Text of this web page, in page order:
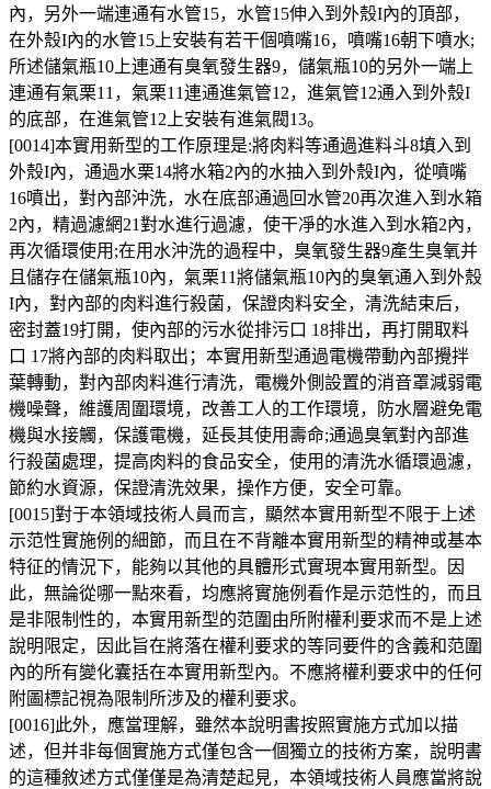
內，另外一端連通有水管15，水管15伸入到外殼I內的頂部，
在外殼I內的水管15上安裝有若干個噴嘴16，噴嘴16朝下噴水;
所述儲氣瓶10上連通有臭氧發生器9，儲氣瓶10的另外一端上
連通有氣栗11，氣栗11連通進氣管12，進氣管12通入到外殼I
的底部，在進氣管12上安裝有進氣閥13。
[0014]本實用新型的工作原理是:將肉料等通過進料斗8填入到
外殼I內，通過水栗14將水箱2內的水抽入到外殼I內，從噴嘴
16噴出，對內部沖洗，水在底部通過回水管20再次進入到水箱
2內，精過濾網21對水進行過濾，使干凈的水進入到水箱2內，
再次循環使用;在用水沖洗的過程中，臭氧發生器9產生臭氧并
且儲存在儲氣瓶10內，氣栗11將儲氣瓶10內的臭氧通入到外殼
I內，對內部的肉料進行殺菌，保證肉料安全，清洗結束后，
密封蓋19打開，使內部的污水從排污口 18排出，再打開取料
口 17將內部的肉料取出；本實用新型通過電機帶動內部攪拌
葉轉動，對內部肉料進行清洗，電機外側設置的消音罩減弱電
機噪聲，維護周圍環境，改善工人的工作環境，防水層避免電
機與水接觸，保護電機，延長其使用壽命;通過臭氧對內部進
行殺菌處理，提高肉料的食品安全，使用的清洗水循環過濾，
節約水資源，保證清洗效果，操作方便，安全可靠。
[0015]對于本領域技術人員而言，顯然本實用新型不限于上述
示范性實施例的細節，而且在不背離本實用新型的精神或基本
特征的情況下，能夠以其他的具體形式實現本實用新型。因
此，無論從哪一點來看，均應將實施例看作是示范性的，而且
是非限制性的，本實用新型的范圍由所附權利要求而不是上述
說明限定，因此旨在將落在權利要求的等同要件的含義和范圍
內的所有變化囊括在本實用新型內。不應將權利要求中的任何
附圖標記視為限制所涉及的權利要求。
[0016]此外，應當理解，雖然本說明書按照實施方式加以描
述，但并非每個實施方式僅包含一個獨立的技術方案，說明書
的這種敘述方式僅僅是為清楚起見，本領域技術人員應當將說